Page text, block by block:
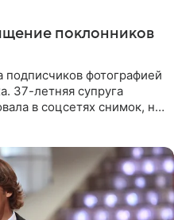
поклонников
подписчиков фотографией
37-летняя супруга
в соцсетях снимок, на